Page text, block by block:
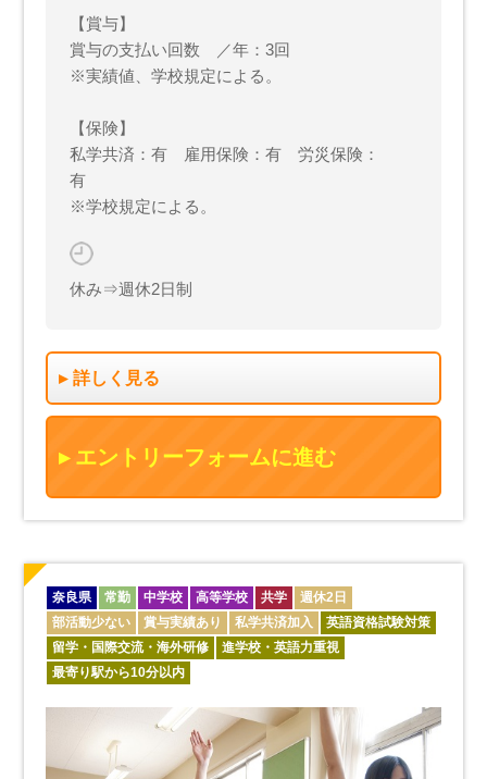
【賞与】
賞与の支払い回数 ／年：3回
※実績値、学校規定による。
【保険】
私学共済：有 雇用保険：有 労災保険：
有
※学校規定による。
休み⇒週休2日制
詳しく見る
エントリーフォームに進む
奈良県 常勤 中学校 高等学校 共学
週休2日
部活動少ない
賞与実績あり 私学共済加入
英語資格試験対策
留学・国際交流・海外研修
進学校・英語力重視
最寄り駅から10分以内